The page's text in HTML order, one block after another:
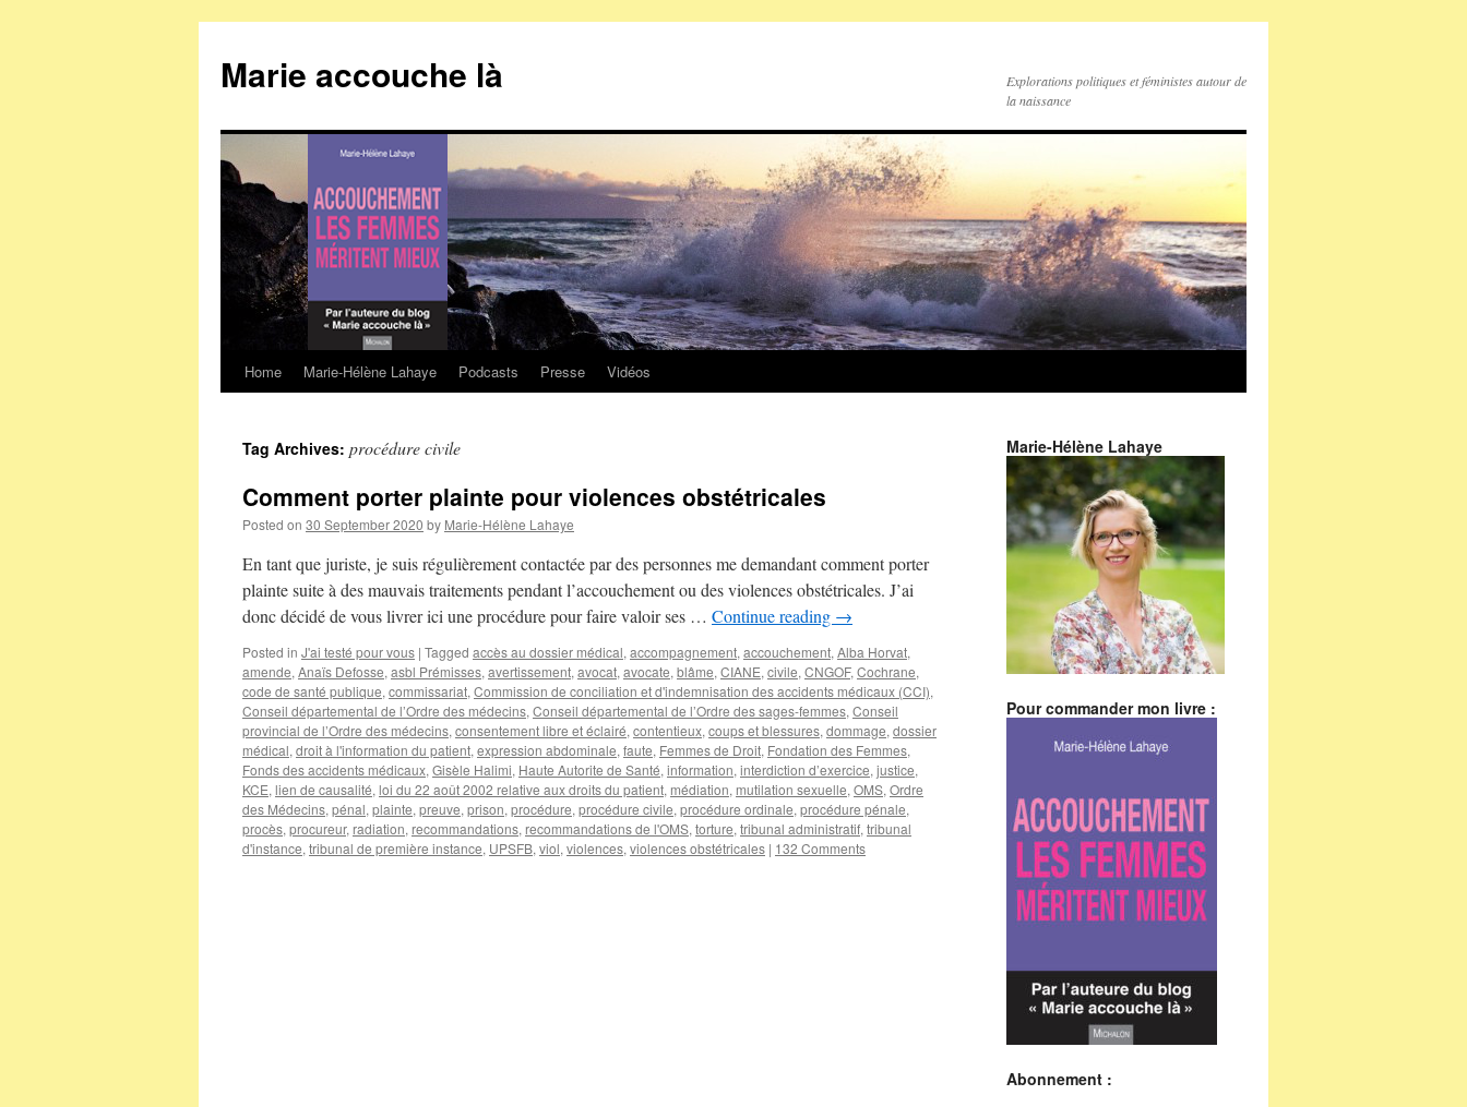
Marie accouche là
Explorations politiques et féministes autour de
la naissance
Skip
content
Home Marie-Hélène Lahaye Podcasts Presse Vidéos
Tag Archives: procédure civile
Comment porter plainte pour violences obstétricales
Posted on 30 September 2020 by Marie-Hélène Lahaye
En tant que juriste, je suis régulièrement contactée par des personnes me demandant comment porter
plainte suite à des mauvais traitements pendant l’accouchement ou des violences obstétricales. J’ai
donc décidé de vous livrer ici une procédure pour faire valoir ses … Continue reading →
Posted in J'ai testé pour vous | Tagged accès au dossier médical, accompagnement, accouchement, Alba Horvat,
amende, Anaïs Defosse, asbl Prémisses, avertissement, avocat, avocate, blâme, CIANE, civile, CNGOF, Cochrane,
code de santé publique, commissariat, Commission de conciliation et d'indemnisation des accidents médicaux (CCI),
Conseil départemental de l’Ordre des médecins, Conseil départemental de l’Ordre des sages-femmes, Conseil
provincial de l’Ordre des médecins, consentement libre et éclairé, contentieux, coups et blessures, dommage, dossier
médical, droit à l'information du patient, expression abdominale, faute, Femmes de Droit, Fondation des Femmes,
Fonds des accidents médicaux, Gisèle Halimi, Haute Autorite de Santé, information, interdiction d’exercice, justice,
KCE, lien de causalité, loi du 22 août 2002 relative aux droits du patient, médiation, mutilation sexuelle, OMS, Ordre
des Médecins, pénal, plainte, preuve, prison, procédure, procédure civile, procédure ordinale, procédure pénale,
procès, procureur, radiation, recommandations, recommandations de l'OMS, torture, tribunal administratif, tribunal
d'instance, tribunal de première instance, UPSFB, viol, violences, violences obstétricales | 132 Comments
Marie-Hélène Lahaye
Pour commander mon livre :
Abonnement :